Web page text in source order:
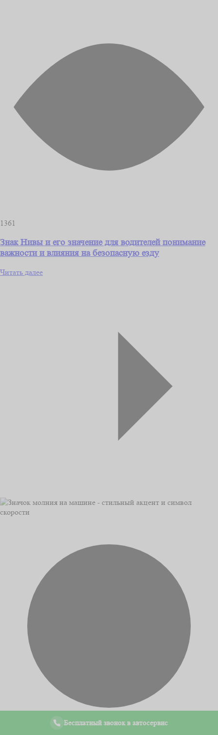
1361
Знак Нивы и его значение для водителей понимание
важности и влияния на безопасную езду
Читать далее
Бесплатный звонок в автосервис